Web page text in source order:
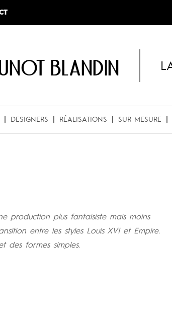
BLANDIN
DESIGNERS RÉALISATIONS SUR MESURE
production plus fantaisiste mais moins
entre les styles Louis XVI et Empire.
des formes simples.